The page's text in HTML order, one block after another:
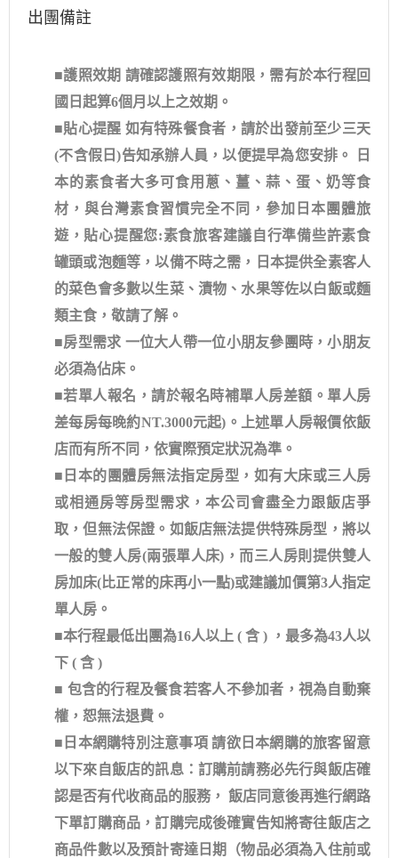
出團備註
■護照效期 請確認護照有效期限，需有於本行程回
國日起算6個月以上之效期。
■貼心提醒 如有特殊餐食者，請於出發前至少三天
(不含假日)告知承辦人員，以便提早為您安排。 日
本的素食者大多可食用蔥、薑、蒜、蛋、奶等食
材，與台灣素食習慣完全不同，參加日本團體旅
遊，貼心提醒您:素食旅客建議自行準備些許素食
罐頭或泡麵等，以備不時之需，日本提供全素客人
的菜色會多數以生菜、漬物、水果等佐以白飯或麵
類主食，敬請了解。
■房型需求 一位大人帶一位小朋友參團時，小朋友
必須為佔床。
■若單人報名，請於報名時補單人房差額。單人房
差每房每晚約NT.3000元起)。上述單人房報價依飯
店而有所不同，依實際預定狀況為準。
■日本的團體房無法指定房型，如有大床或三人房
或相通房等房型需求，本公司會盡全力跟飯店爭
取，但無法保證。如飯店無法提供特殊房型，將以
一般的雙人房(兩張單人床)，而三人房則提供雙人
房加床(比正常的床再小一點)或建議加價第3人指定
單人房。
■本行程最低出團為16人以上 ( 含 ) ，最多為43人以
下 ( 含 )
■ 包含的行程及餐食若客人不參加者，視為自動棄
權，恕無法退費。
■日本網購特別注意事項 請欲日本網購的旅客留意
以下來自飯店的訊息：訂購前請務必先行與飯店確
認是否有代收商品的服務， 飯店同意後再進行網路
下單訂購商品，訂購完成後確實告知將寄往飯店之
商品件數以及預計寄達日期（物品必須為入住前或